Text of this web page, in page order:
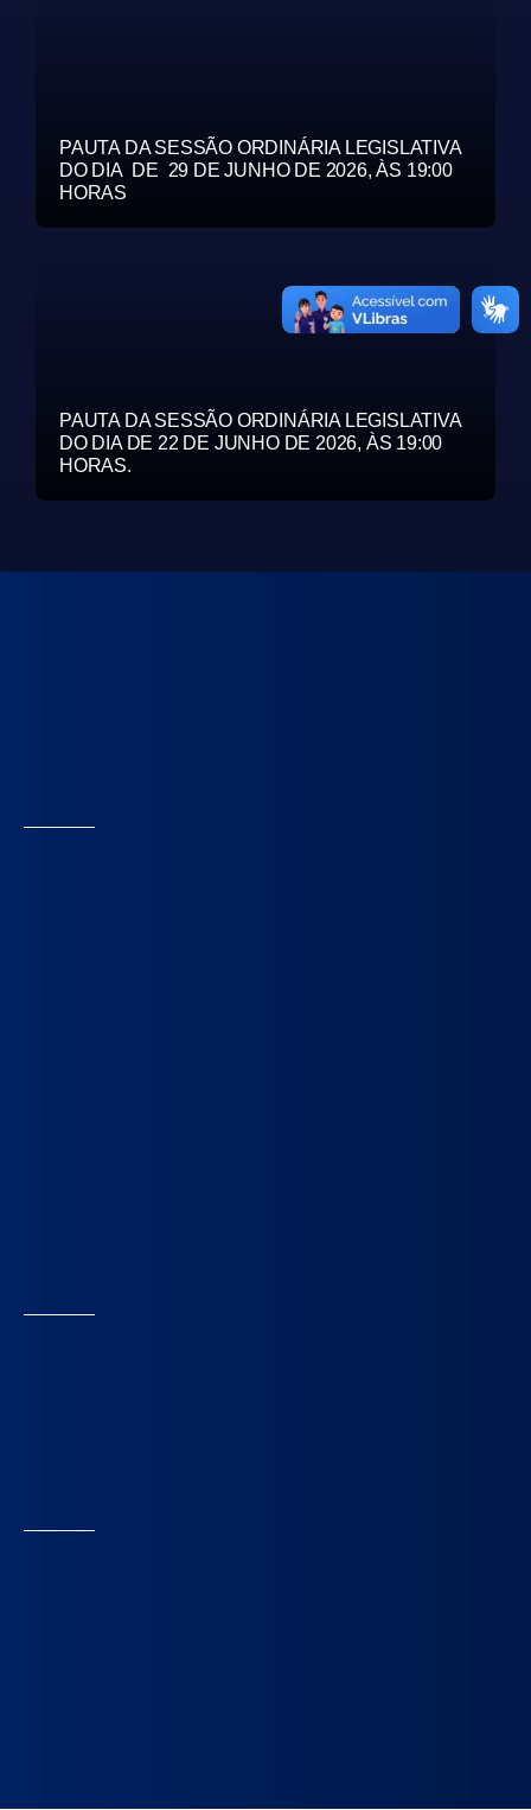
PAUTA DA SESSÃO ORDINÁRIA LEGISLATIVA
DO DIA DE 29 DE JUNHO DE 2026, ÀS 19:00
HORAS
PAUTA DA SESSÃO ORDINÁRIA LEGISLATIVA
DO DIA DE 22 DE JUNHO DE 2026, ÀS 19:00
HORAS.